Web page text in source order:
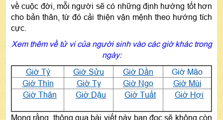
về cuộc đời, mỗi người sẽ có những định hướng tốt hơn
cho bản thân, từ đó cải thiện vận mệnh theo hướng tích
cực.
Xem thêm về tử vi của người sinh vào các giờ khác trong
ngày:
Giờ Tý
Giờ Sửu Giờ Dần
Giờ Mão
Giờ Thìn
Giờ Tỵ Giờ Ngọ
Giờ Mùi
Giờ Thân
Giờ Dậu Giờ Tuất Giờ Hợi
Mong rằng, thông qua bài viết này bạn đọc sẽ không còn